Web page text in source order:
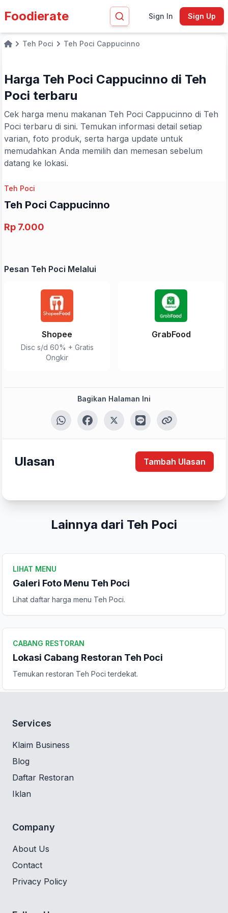
Foodierate Sign In Sign Up
Home Teh Poci Teh Poci Cappucinno
Harga Teh Poci Cappucinno di Teh
Poci terbaru
Cek harga menu makanan Teh Poci Cappucinno di Teh
Poci terbaru di sini. Temukan informasi detail setiap
varian, foto produk, serta harga update untuk
memudahkan Anda memilih dan memesan sebelum
datang ke lokasi.
Teh Poci
Teh Poci Cappucinno
Rp 7.000
Pesan Teh Poci Melalui
Shopee
Disc s/d 60% + Gratis
Ongkir
GrabFood
Bagikan Halaman Ini
Ulasan Tambah Ulasan
Lainnya dari Teh Poci
LIHAT MENU
Galeri Foto Menu Teh Poci
Lihat daftar harga menu Teh Poci.
CABANG RESTORAN
Lokasi Cabang Restoran Teh Poci
Temukan restoran Teh Poci terdekat.
Tulis Ulasan
Kirim Ulasan
Services
Klaim Business
Blog
Daftar Restoran
Iklan
Company
About Us
Contact
Privacy Policy